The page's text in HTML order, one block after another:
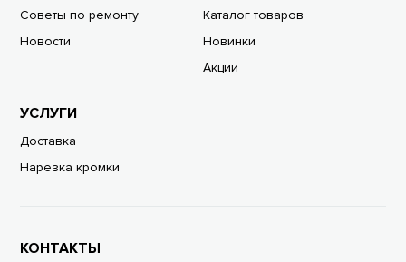
Советы по ремонту
Новости
Каталог товаров
Новинки
Акции
УСЛУГИ
Доставка
Нарезка кромки
КОНТАКТЫ